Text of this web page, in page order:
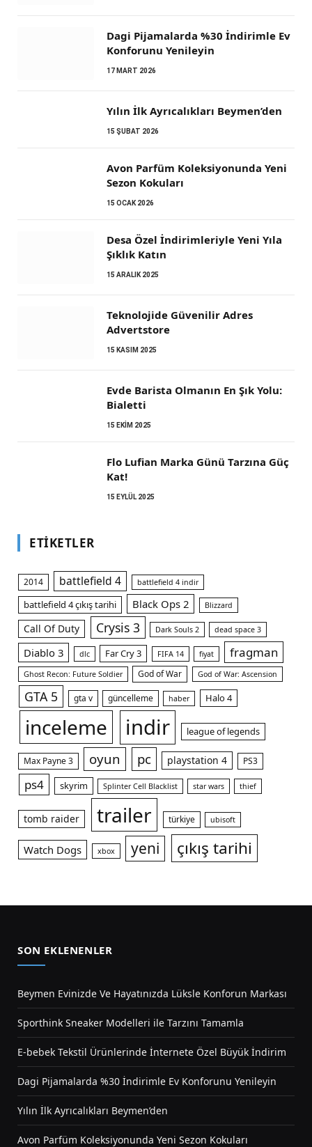
Dagi Pijamalarda %30 İndirimle Ev
Konforunu Yenileyin
17 MART 2026
Yılın İlk Ayrıcalıkları Beymen’den
15 ŞUBAT 2026
Avon Parfüm Koleksiyonunda Yeni
Sezon Kokuları
15 OCAK 2026
Desa Özel İndirimleriyle Yeni Yıla
Şıklık Katın
15 ARALIK 2025
Teknolojide Güvenilir Adres
Advertstore
15 KASIM 2025
Evde Barista Olmanın En Şık Yolu:
Bialetti
15 EKIM 2025
Flo Lufian Marka Günü Tarzına Güç
Kat!
15 EYLÜL 2025
ETIKETLER
2014 battlefield 4 battlefield 4 indir
battlefield 4 çıkış tarihi Black Ops 2 Blizzard
Call Of Duty Crysis 3 Dark Souls 2 dead space 3
Diablo 3 dlc Far Cry 3 FIFA 14 fiyat fragman
Ghost Recon: Future Soldier God of War God of War: Ascension
GTA 5 gta v güncelleme haber Halo 4
inceleme indir league of legends
Max Payne 3 oyun pc playstation 4 PS3
ps4 skyrim Splinter Cell Blacklist star wars thief
tomb raider trailer türkiye ubisoft
Watch Dogs xbox yeni çıkış tarihi
SON EKLENENLER
Beymen Evinizde Ve Hayatınızda Lüksle Konforun Markası
Sporthink Sneaker Modelleri ile Tarzını Tamamla
E-bebek Tekstil Ürünlerinde İnternete Özel Büyük İndirim
Dagi Pijamalarda %30 İndirimle Ev Konforunu Yenileyin
Yılın İlk Ayrıcalıkları Beymen’den
Avon Parfüm Koleksiyonunda Yeni Sezon Kokuları